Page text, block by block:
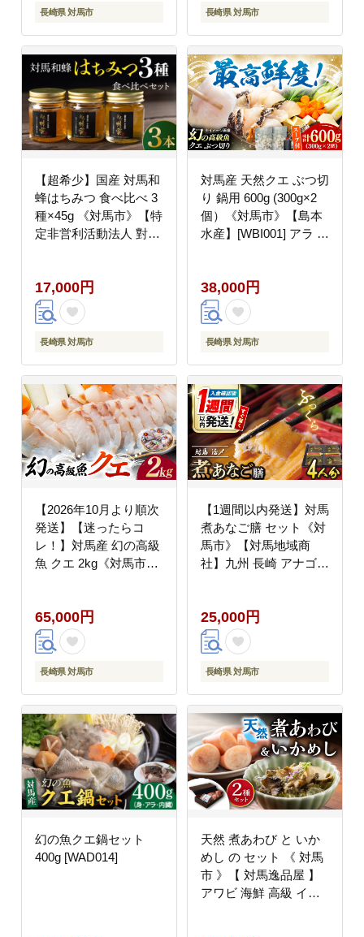
長崎県 対馬市 長崎県 対馬市
【超希少】国産 対馬和
蜂はちみつ 食べ比べ 3
種×45g 《対馬市》【特
定非営利活動法人 對馬
チミツ 蜂蜜 国産 長崎
非加熱 日本ミツバチ 二
ホンミツバチ 日本蜜蜂
百花蜜 常温 [WAM011]
17,000円
長崎県 対馬市
対馬産 天然クエ ぶつ切
り 鍋用 600g (300g×2
個）《対馬市》【島本
水産】[WBI001] アラ く
凍 長崎 九州 つしま 対
馬市 海鮮 魚介 ちり鍋
新鮮 海の幸 下処理 小
分け
38,000円
長崎県 対馬市
【2026年10月より順次
発送】【迷ったらコ
レ！】対馬産 幻の高級
魚 クエ 2kg《対馬市》
ぶしゃぶ [WAA003]
65,000円
長崎県 対馬市
【1週間以内発送】対馬
煮あなご膳 セット《対
馬市》【対馬地域商
社】九州 長崎 アナゴ
25,000円
長崎県 対馬市
幻の魚クエ鍋セット
400g [WAD014]
天然 煮あわび と いか
めし の セット 《 対馬
市 》【 対馬逸品屋 】
アワビ 海鮮 高級 イカ